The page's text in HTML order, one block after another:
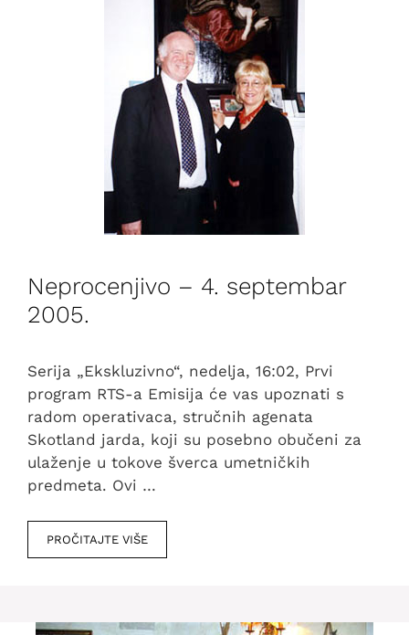
Neprocenjivo – 4. septembar
2005.
Serija „Ekskluzivno“, nedelja, 16:02, Prvi
program RTS-a Emisija će vas upoznati s
radom operativaca, stručnih agenata
Skotland jarda, koji su posebno obučeni za
ulaženje u tokove šverca umetničkih
predmeta. Ovi …
PROČITAJTE VIŠE